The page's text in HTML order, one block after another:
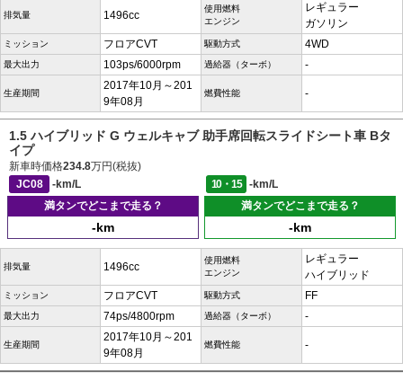
排気量 1496cc
使用燃料
エンジン
レギュラー
ガソリン
ミッション フロアCVT 駆動方式 4WD
最大出力 103ps/6000rpm 過給器（ターボ） -
生産期間
2017年10月～201
9年08月
燃費性能 -
1.5 ハイブリッド G ウェルキャブ 助手席回転スライドシート車 Bタ
イプ
新車時価格234.8万円(税抜)
JC08
-km/L 10・15
-km/L
満タンでどこまで走る？
-km
満タンでどこまで走る？
-km
排気量 1496cc
使用燃料
エンジン
レギュラー
ハイブリッド
ミッション フロアCVT 駆動方式 FF
最大出力 74ps/4800rpm 過給器（ターボ） -
生産期間
2017年10月～201
9年08月
燃費性能 -